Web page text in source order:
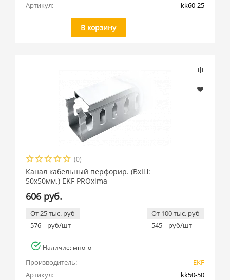
Артикул:
kk60-25
В корзину
(0)
Канал кабельный перфорир. (ВхШ:
50х50мм.) EKF PROxima
606 руб.
От 25 тыс. руб
576
руб/шт
От 100 тыс. руб
545
руб/шт
Наличие: много
Производитель:
EKF
Артикул:
kk50-50